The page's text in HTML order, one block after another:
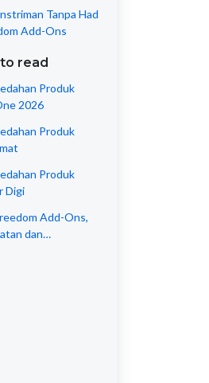
Tanpa Had
Add-Ons
read
Produk
2026
Produk
Produk
Digi
Add-Ons,
dan